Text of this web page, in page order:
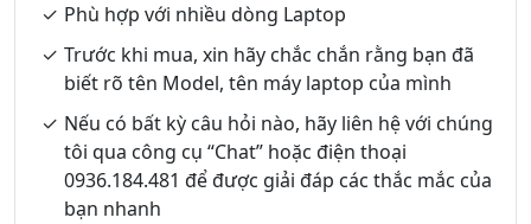
Phù hợp với nhiều dòng Laptop
Trước khi mua, xin hãy chắc chắn rằng bạn đã
biết rõ tên Model, tên máy laptop của mình
Nếu có bất kỳ câu hỏi nào, hãy liên hệ với chúng
tôi qua công cụ “Chat” hoặc điện thoại
0936.184.481 để được giải đáp các thắc mắc của
bạn nhanh